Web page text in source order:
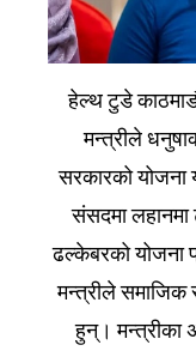
हेल्थ टुडे
मन्त्रीले
सरकारको योजना
संसदमा लहानमा
ढल्केबरको योजना
मन्त्रीले समाजिक
हुन्। मन्त्रीका